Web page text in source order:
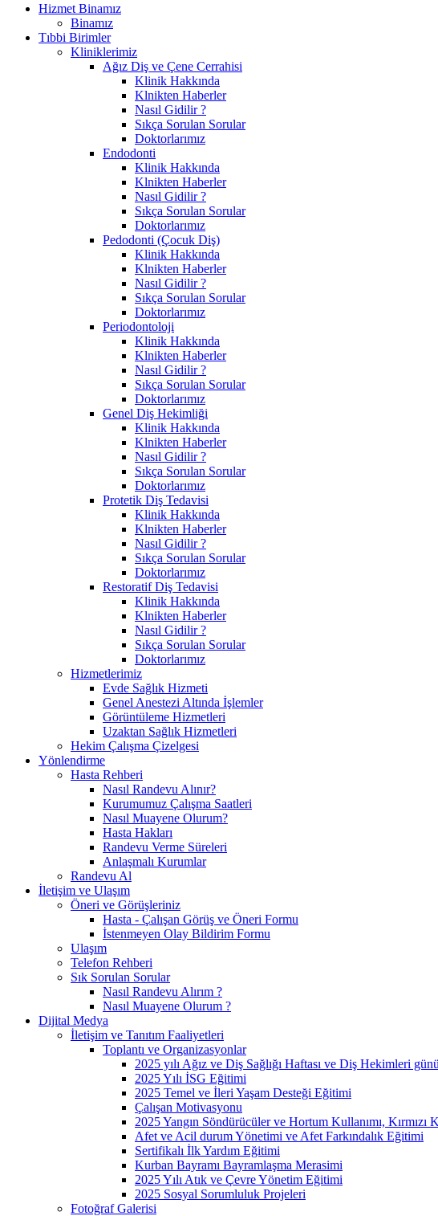
Hizmet Binamız
Binamız
Tıbbi Birimler
Kliniklerimiz
Ağız Diş ve Çene Cerrahisi
Klinik Hakkında
Klnikten Haberler
Nasıl Gidilir ?
Sıkça Sorulan Sorular
Doktorlarımız
Endodonti
Klinik Hakkında
Klnikten Haberler
Nasıl Gidilir ?
Sıkça Sorulan Sorular
Doktorlarımız
Pedodonti (Çocuk Diş)
Klinik Hakkında
Klnikten Haberler
Nasıl Gidilir ?
Sıkça Sorulan Sorular
Doktorlarımız
Periodontoloji
Klinik Hakkında
Klnikten Haberler
Nasıl Gidilir ?
Sıkça Sorulan Sorular
Doktorlarımız
Genel Diş Hekimliği
Klinik Hakkında
Klnikten Haberler
Nasıl Gidilir ?
Sıkça Sorulan Sorular
Doktorlarımız
Protetik Diş Tedavisi
Klinik Hakkında
Klnikten Haberler
Nasıl Gidilir ?
Sıkça Sorulan Sorular
Doktorlarımız
Restoratif Diş Tedavisi
Klinik Hakkında
Klnikten Haberler
Nasıl Gidilir ?
Sıkça Sorulan Sorular
Doktorlarımız
Hizmetlerimiz
Evde Sağlık Hizmeti
Genel Anestezi Altında İşlemler
Görüntüleme Hizmetleri
Uzaktan Sağlık Hizmetleri
Hekim Çalışma Çizelgesi
Yönlendirme
Hasta Rehberi
Nasıl Randevu Alınır?
Kurumumuz Çalışma Saatleri
Nasıl Muayene Olurum?
Hasta Hakları
Randevu Verme Süreleri
Anlaşmalı Kurumlar
Randevu Al
İletişim ve Ulaşım
Öneri ve Görüşleriniz
Hasta - Çalışan Görüş ve Öneri Formu
İstenmeyen Olay Bildirim Formu
Ulaşım
Telefon Rehberi
Sık Sorulan Sorular
Nasıl Randevu Alırım ?
Nasıl Muayene Olurum ?
Dijital Medya
İletişim ve Tanıtım Faaliyetleri
Toplantı ve Organizasyonlar
2025 yılı Ağız ve Diş Sağlığı Haftası ve Diş Hekimleri
2025 Yılı İSG Eğitimi
2025 Temel ve İleri Yaşam Desteği Eğitimi
Çalışan Motivasyonu
2025 Yangın Söndürücüler ve Hortum Kullanımı, Kırmızı
Afet ve Acil durum Yönetimi ve Afet Farkındalık Eğitimi
Sertifikalı İlk Yardım Eğitimi
Kurban Bayramı Bayramlaşma Merasimi
2025 Yılı Atık ve Çevre Yönetim Eğitimi
2025 Sosyal Sorumluluk Projeleri
Fotoğraf Galerisi